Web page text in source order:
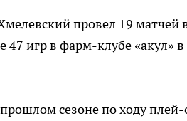
провел 19
47 игр в фарм-клубе «акул»
сезоне по ходу